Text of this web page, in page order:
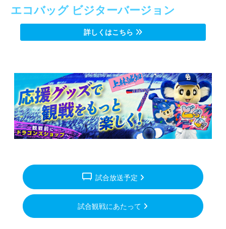
エコバッグ ビジターバージョン
tv_gen 試合放送予定
試合観戦にあたって